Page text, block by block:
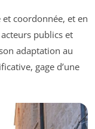
coordonnée, et en
publics et
adaptation au
gage d’une